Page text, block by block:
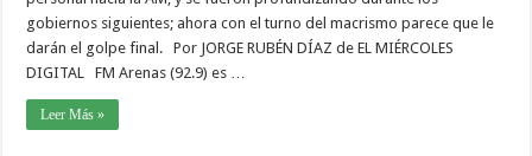
gobiernos siguientes; ahora con el turno del macrismo parece que le
darán el golpe final. Por JORGE RUBÉN DÍAZ de EL MIÉRCOLES
DIGITAL FM Arenas (92.9) es …
Leer Más »